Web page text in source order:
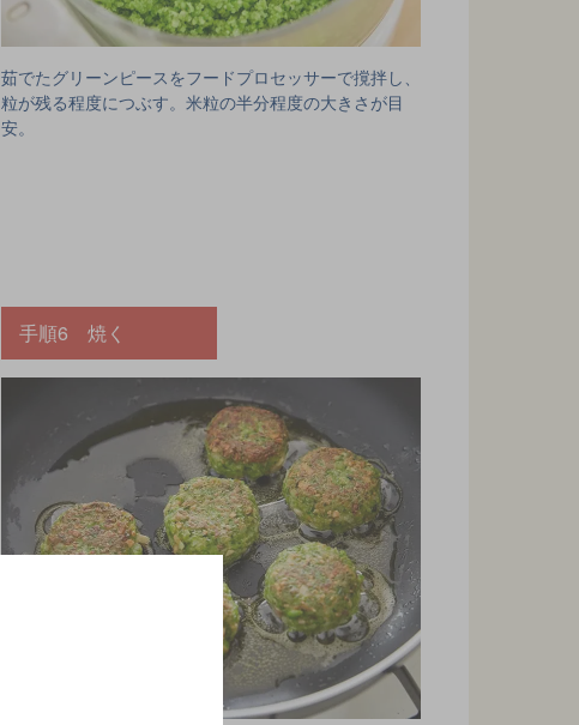
茹でたグリーンピースをフードプロセッサーで撹拌し、
粒が残る程度につぶす。米粒の半分程度の大きさが目
安。
手順6 焼く